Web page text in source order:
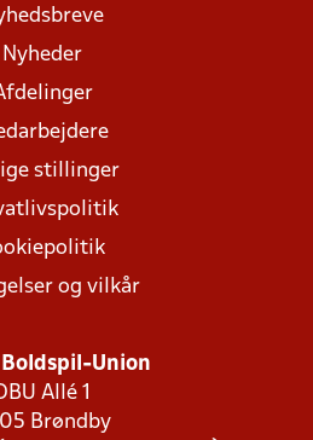
Nyheder
stillinger
og vilkår
Boldspil-Union
Allé 1
Brøndby